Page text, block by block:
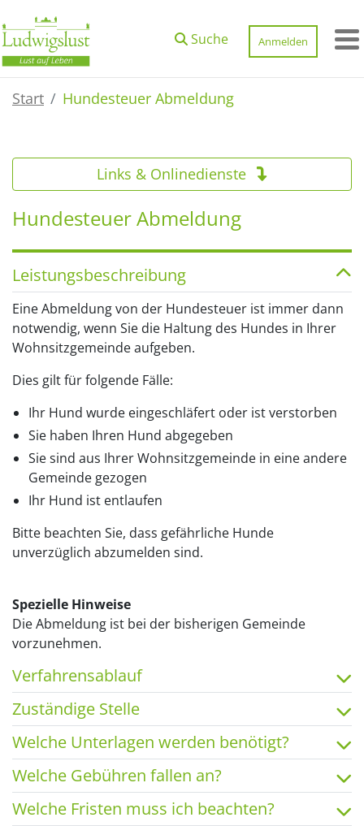
Zum Hauptinhalt springen
Suche
Anmelden
Start Hundesteuer Abmeldung
Links & Onlinedienste
Hundesteuer Abmeldung
Leistungsbeschreibung
Eine Abmeldung von der Hundesteuer ist immer dann
notwendig, wenn Sie die Haltung des Hundes in Ihrer
Wohnsitzgemeinde aufgeben.
Dies gilt für folgende Fälle:
Ihr Hund wurde eingeschläfert oder ist verstorben
Sie haben Ihren Hund abgegeben
Sie sind aus Ihrer Wohnsitzgemeinde in eine andere
Gemeinde gezogen
Ihr Hund ist entlaufen
Bitte beachten Sie, dass gefährliche Hunde
unverzüglich abzumelden sind.
Spezielle Hinweise
Die Abmeldung ist bei der bisherigen Gemeinde
vorzunehmen.
Verfahrensablauf
Zuständige Stelle
Welche Unterlagen werden benötigt?
Welche Gebühren fallen an?
Welche Fristen muss ich beachten?